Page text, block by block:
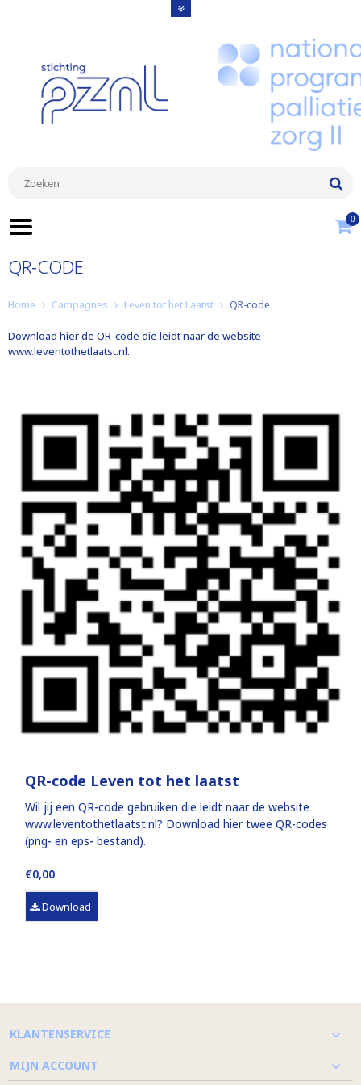
0
QR-CODE
Home Campagnes Leven tot het Laatst QR-code
Download hier de QR-code die leidt naar de website
www.leventothetlaatst.nl.
QR-code Leven tot het laatst
Wil jij een QR-code gebruiken die leidt naar de website
www.leventothetlaatst.nl? Download hier twee QR-codes
(png- en eps- bestand).
€0,00
Download
KLANTENSERVICE
MIJN ACCOUNT